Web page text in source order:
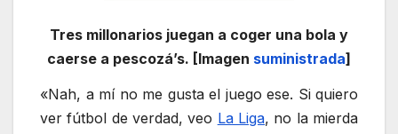
Tres millonarios juegan a coger una bola y
caerse a pescozá’s. [Imagen suministrada]
«Nah, a mí no me gusta el juego ese. Si quiero
ver fútbol de verdad, veo La Liga, no la mierda